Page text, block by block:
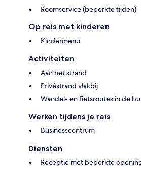
Roomservice (beperkte tijden)
Op reis met kinderen
Kindermenu
Activiteiten
Aan het strand
Privéstrand vlakbij
Wandel- en fietsroutes in de
Werken tijdens je reis
Businesscentrum
Diensten
Receptie met beperkte